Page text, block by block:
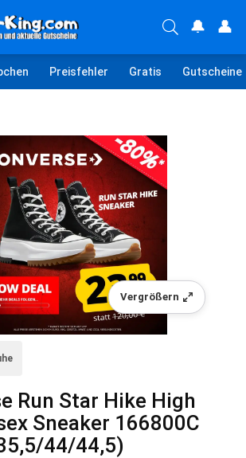
🔔 👤
Preisfehler Gratis Gutscheine
Vergrößern
Run Star Hike High
Sneaker 166800C
44/44,5)